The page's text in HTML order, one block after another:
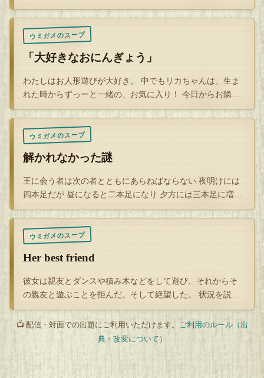
「【届かない銃弾】？」
その中でも、ひとつの銃弾が男の目にとまった。長さは８セ
ンチほどか。ライフルの弾のように見える。
「……実弾じゃねーか！」
男は事業に失敗する前に、あまりよろしくない筋の者と懇意
にしていたこともあり、それが実弾であることを見抜いた。
男は店の奥を見た。丁度、店主らしい老婆は奥に行ったらし
く、姿が見えなかった。
「仕方ねぇな」
男は悪いと思いながらも、それを盗むことにした。男はこん
な身になっても、義理というものを重んじる性分であった。
一宿の恩とでも言うべきか。男は勝手にではあるが、雨宿り
させてもらっている身である。
これだけ堂々と売っているということは、老婆はこれが実弾
だと気付いていないのだろう。見つかれば、逮捕されてしま
シェフを呼んだ…
ウミガメのスープ
「大好きなおにんぎょう」
わたしはお人形遊びが大好き。 中でもリカちゃんは、生ま
れた時からずっーと一緒の、お気に入り！ 今日からお隣さ
んになった田…
ウミガメのスープ
解かれなかった謎
王に会う者は次の者とともにあらねばならない 夜明けには
四本足だが 昼になると二本足になり 夕方には三本足に増え
夜が来れ…
ウミガメのスープ
Her best friend
彼女は親友とダンスや積み木などをして遊び、それからそ
の親友と遊ぶことを拒んだ。そして絶望した。 状況を説明
して下さい。
📺 配信・対面での出題にご利用いただけます。
ご利用のルール（出
典・改変について）